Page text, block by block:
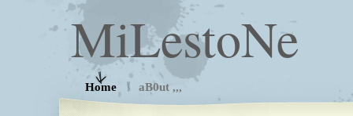
MiLestoNe
Home aB0ut ,,,